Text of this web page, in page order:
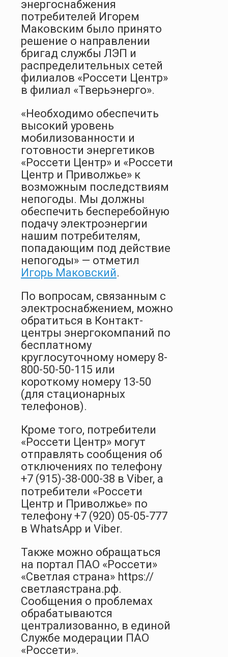
энергоснабжения
потребителей Игорем
Маковским было принято
решение о направлении
бригад службы ЛЭП и
распределительных сетей
филиалов «Россети Центр»
в филиал «Тверьэнерго».
«Необходимо обеспечить
высокий уровень
мобилизованности и
готовности энергетиков
«Россети Центр» и «Россети
Центр и Приволжье» к
возможным последствиям
непогоды. Мы должны
обеспечить бесперебойную
подачу электроэнергии
нашим потребителям,
попадающим под действие
непогоды» — отметил
Игорь Маковский.
По вопросам, связанным с
электроснабжением, можно
обратиться в Контакт-
центры энергокомпаний по
бесплатному
круглосуточному номеру 8-
800-50-50-115 или
короткому номеру 13-50
(для стационарных
телефонов).
Кроме того, потребители
«Россети Центр» могут
отправлять сообщения об
отключениях по телефону
+7 (915)-38-000-38 в Viber, а
потребители «Россети
Центр и Приволжье» по
телефону +7 (920) 05-05-777
в WhatsApp и Viber.
Также можно обращаться
на портал ПАО «Россети»
«Светлая страна» https://
светлаястрана.рф.
Сообщения о проблемах
обрабатываются
централизованно, в единой
Службе модерации ПАО
«Россети».